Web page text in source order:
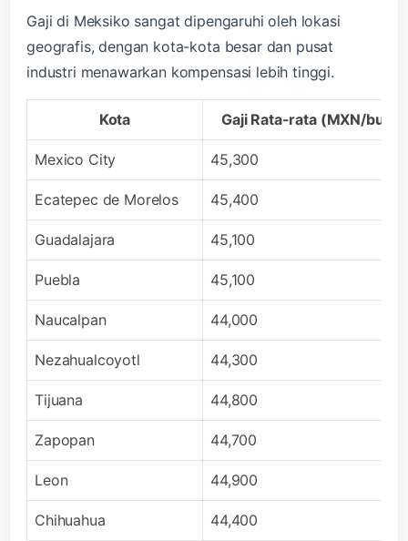
Gaji di Meksiko sangat dipengaruhi oleh lokasi
geografis, dengan kota-kota besar dan pusat
industri menawarkan kompensasi lebih tinggi.
Kota Gaji Rata-rata (MXN/
Mexico City 45,300
Ecatepec de Morelos 45,400
Guadalajara 45,100
Puebla 45,100
Naucalpan 44,000
Nezahualcoyotl 44,300
Tijuana 44,800
Zapopan 44,700
Leon 44,900
Chihuahua 44,400